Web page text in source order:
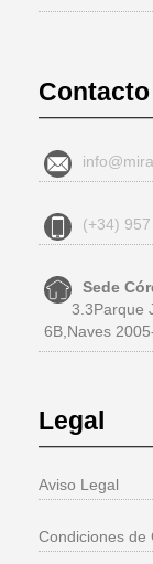
Contacto
(+34)
Sede
3.3Parque
6B,Naves
Legal
Aviso Legal
Condiciones de